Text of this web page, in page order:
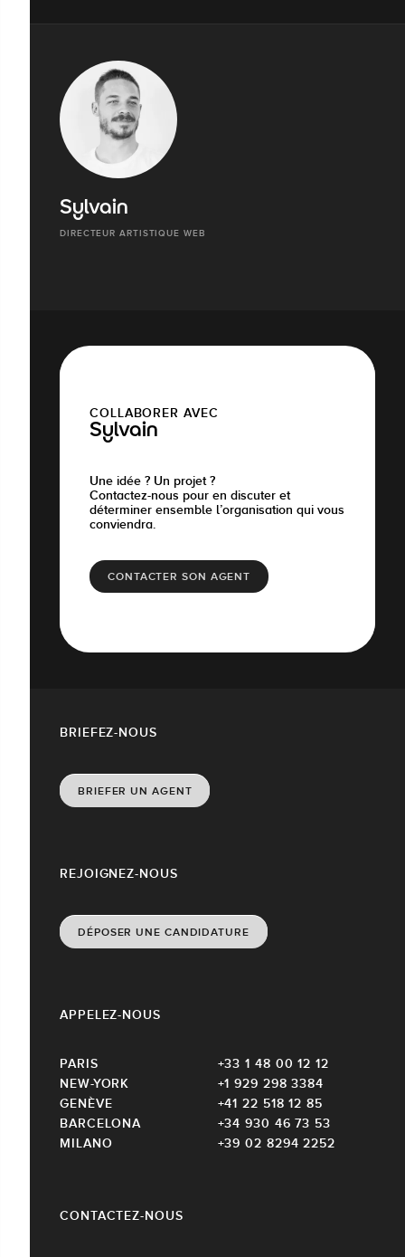
Sylvain
DIRECTEUR ARTISTIQUE WEB
COLLABORER AVEC
Sylvain
Une idée ? Un projet ?
Contactez-nous pour en discuter et
déterminer ensemble l’organisation qui vous
conviendra.
CONTACTER SON AGENT
CONTACTEZ-NOUS
REJOIGNEZ-NOUS
DÉPOSER UNE CANDIDATURE
APPELEZ-NOUS
PARIS
+33 1 48 00 12 12
NEW-YORK
+1 929 298 3384
GENÈVE
+41 22 518 12 85
BARCELONA
+34 930 46 73 53
MILANO
+39 02 8294 2252
BRIEFEZ-NOUS
BRIEFER UN AGENT